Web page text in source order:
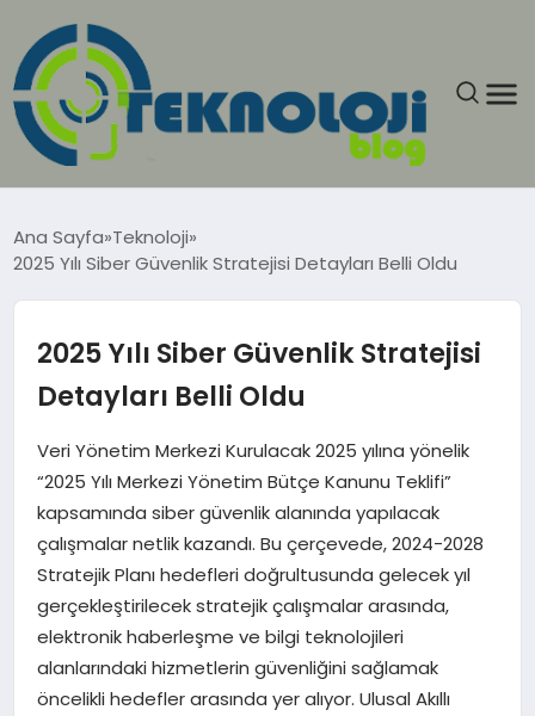
EĞITIM
EKONOMI
GÜNDEM
TEKNOLOJI
Ana Sayfa Teknoloji
2025 Yılı Siber Güvenlik Stratejisi Detayları Belli Oldu
2025 Yılı Siber Güvenlik Stratejisi
Detayları Belli Oldu
Veri Yönetim Merkezi Kurulacak 2025 yılına yönelik
“2025 Yılı Merkezi Yönetim Bütçe Kanunu Teklifi”
kapsamında siber güvenlik alanında yapılacak
çalışmalar netlik kazandı. Bu çerçevede, 2024-2028
Stratejik Planı hedefleri doğrultusunda gelecek yıl
gerçekleştirilecek stratejik çalışmalar arasında,
elektronik haberleşme ve bilgi teknolojileri
alanlarındaki hizmetlerin güvenliğini sağlamak
öncelikli hedefler arasında yer alıyor. Ulusal Akıllı